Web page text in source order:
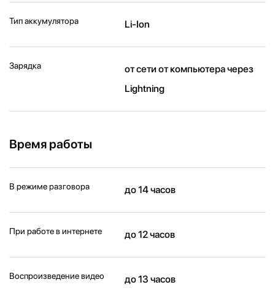
Тип аккумулятора Li-Ion
Зарядка
от сети от компьютера через
Lightning
Время работы
В режиме разговора до 14 часов
При работе в интернете до 12 часов
Воспроизведение видео до 13 часов